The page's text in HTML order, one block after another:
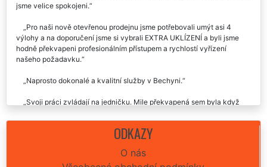
jsme velice spokojeni.
Pro naši nově otevřenou prodejnu jsme potřebovali umýt asi 4
výlohy a na doporučení jsme si vybrali EXTRA UKLÍZENÍ a byli jsme
hodně překvapeni profesionálním přístupem a rychlostí vyřízení
našeho požadavku.
Naprosto dokonalé a kvalitní služby v Bechyni.
Svoji práci zvládají na jedničku. Mile překvapená sem byla když
práce. Za chvíli měli hotovo a já měla ve svém obchůdku výlohy jako
Po rekonstrukci nám zajistili umytí všech výloh v obchodě.
ODKAZY
O nás